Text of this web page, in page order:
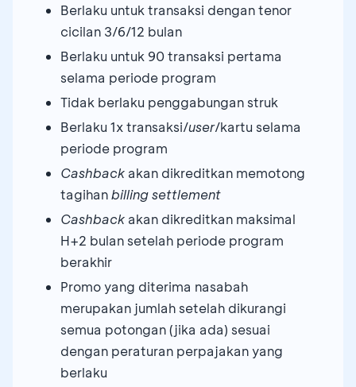
Berlaku untuk transaksi dengan tenor
cicilan 3/6/12 bulan
Berlaku untuk 90 transaksi pertama
selama periode program
Tidak berlaku penggabungan struk
Berlaku 1x transaksi/user/kartu selama
periode program
Cashback akan dikreditkan memotong
tagihanbilling settlement
Cashback akan dikreditkan maksimal
H+2 bulan setelah periode program
berakhir
Promo yang diterima nasabah
merupakan jumlah setelah dikurangi
semua potongan (jika ada) sesuai
dengan peraturan perpajakan yang
berlaku